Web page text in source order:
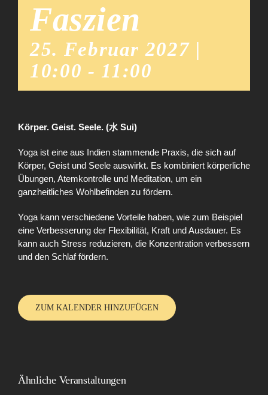
Faszien
25. Februar 2027 |
10:00 - 11:00
Körper. Geist. Seele. (水 Sui)
Yoga ist eine aus Indien stammende Praxis, die sich auf
Körper, Geist und Seele auswirkt. Es kombiniert körperliche
Übungen, Atemkontrolle und Meditation, um ein
ganzheitliches Wohlbefinden zu fördern.
Yoga kann verschiedene Vorteile haben, wie zum Beispiel
eine Verbesserung der Flexibilität, Kraft und Ausdauer. Es
kann auch Stress reduzieren, die Konzentration verbessern
und den Schlaf fördern.
ZUM KALENDER HINZUFÜGEN
Ähnliche Veranstaltungen